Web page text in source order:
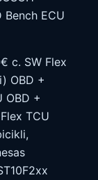
Bench ECU
c. SW Flex
OBD +
OBD +
TCU